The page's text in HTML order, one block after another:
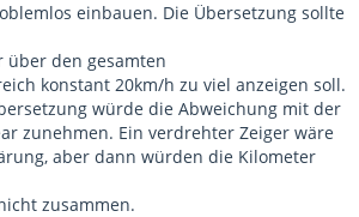
einbauen. Die Übersetzung sollte
den gesamten
konstant 20km/h zu viel anzeigen soll.
würde die Abweichung mit der
zunehmen. Ein verdrehter Zeiger wäre
aber dann würden die Kilometer
zusammen.